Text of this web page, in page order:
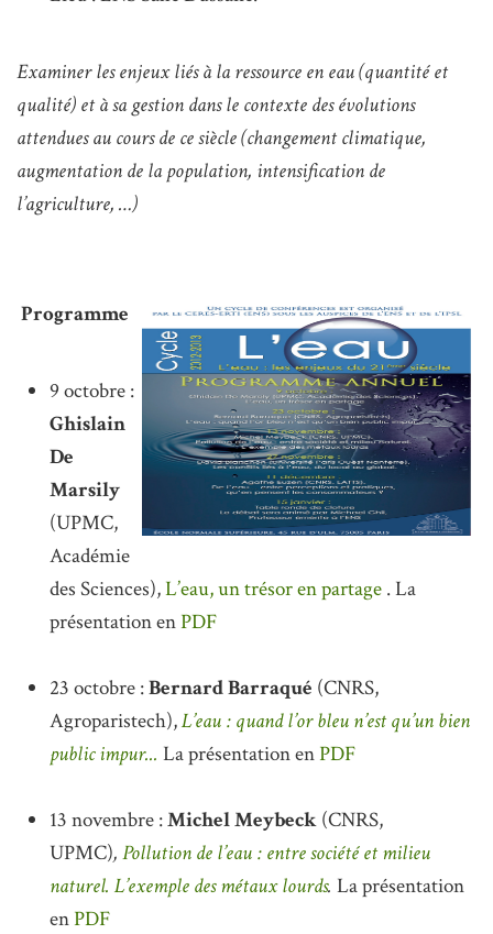
Examiner les enjeux liés à la ressource en eau (quantité et
qualité) et à sa gestion dans le contexte des évolutions
attendues au cours de ce siècle (changement climatique,
augmentation de la population, intensification de
l’agriculture, …)
Programme
9 octobre :
Ghislain
De
Marsily
(UPMC,
Académie
des Sciences),L’eau, un trésor en partage . La
présentation enPDF
23 octobre :Bernard Barraqué (CNRS,
Agroparistech),L’eau : quand l’or bleu n’est qu’un bien
public impur... La présentation enPDF
13 novembre :Michel Meybeck (CNRS,
UPMC), Pollution de l’eau : entre société et milieu
naturel. L’exemple des métaux lourds. La présentation
enPDF